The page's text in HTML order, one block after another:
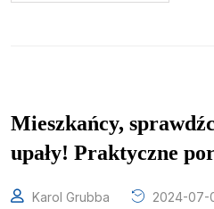
Mieszkańcy,
upały! Praktyczne
Karol Grubba 2024-07-